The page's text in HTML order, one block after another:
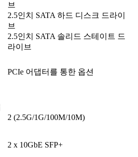
브
2.5인치 SATA 하드 디스크 드라이
브
2.5인치 SATA 솔리드 스테이트 드
라이브
PCIe 어댑터를 통한 옵션
2 (2.5G/1G/100M/10M)
2 x 10GbE SFP+